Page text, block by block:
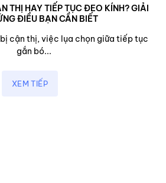
THỊ HAY TIẾP TỤC ĐEO KÍNH? GIẢI
ĐIỀU BẠN CẦN BIẾT
cận thị, việc lụa chọn giữa tiếp tục
gắn bó...
XEM TIẾP